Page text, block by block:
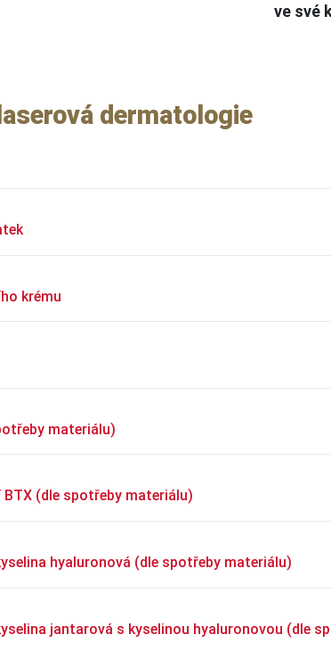
ve své
dermatologie
krému
materiálu)
(dle spotřeby materiálu)
hyaluronová (dle spotřeby materiálu)
jantarová s kyselinou hyaluronovou (dle